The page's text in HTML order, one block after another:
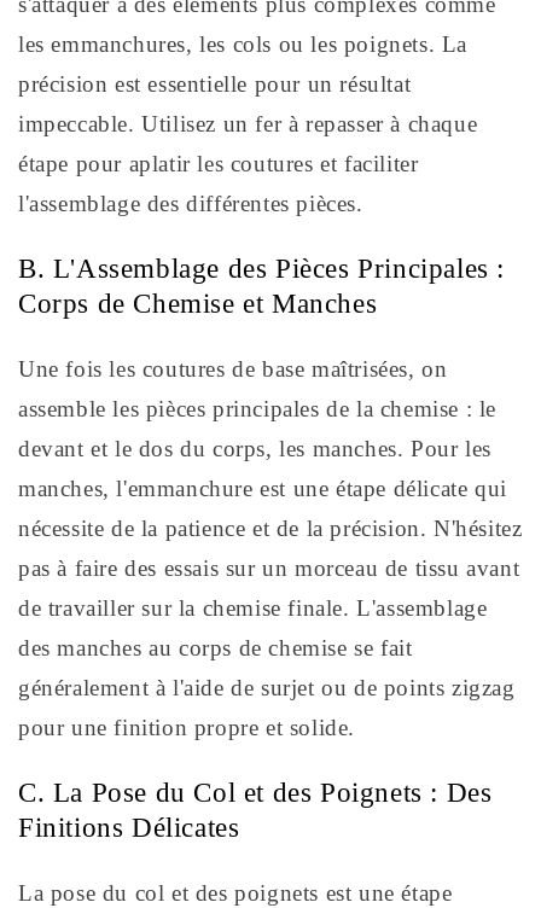
les emmanchures, les cols ou les poignets. La
précision est essentielle pour un résultat
impeccable. Utilisez un fer à repasser à chaque
étape pour aplatir les coutures et faciliter
l'assemblage des différentes pièces.
B. L'Assemblage des Pièces Principales :
Corps de Chemise et Manches
Une fois les coutures de base maîtrisées, on
assemble les pièces principales de la chemise : le
devant et le dos du corps, les manches. Pour les
manches, l'emmanchure est une étape délicate qui
nécessite de la patience et de la précision. N'hésitez
pas à faire des essais sur un morceau de tissu avant
de travailler sur la chemise finale. L'assemblage
des manches au corps de chemise se fait
généralement à l'aide de surjet ou de points zigzag
pour une finition propre et solide.
C. La Pose du Col et des Poignets : Des
Finitions Délicates
La pose du col et des poignets est une étape